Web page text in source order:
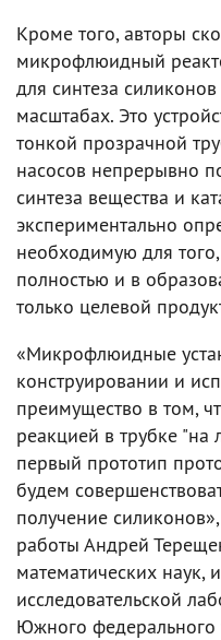
Кроме того, авторы
микрофлюидный
для синтеза
масштабах. Это
тонкой прозрачной
насосов непрерывно
синтеза вещества и
экспериментально
необходимую для
полностью и в
только целевой
«Микрофлюидные
конструировании и
преимущество в том,
реакцией в трубке
первый прототип
будем
получение
работы Андрей
математических
исследовательской
Южного федерального